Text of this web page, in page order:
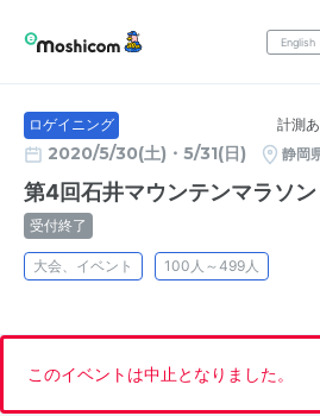
English
ロゲイニング 計測
2020/5/30(土)・5/31(日) 静岡
第4回石井マウンテンマラソ
受付終了
大会、イベント 100人～499人
このイベントは中止となりました。